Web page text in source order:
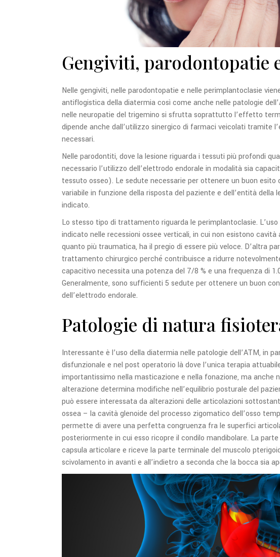
Gengiviti, parodontopatie
Nelle gengiviti, nelle parodontopatie e nelle perimplantoclasie
antiflogistica della diatermia così come anche nelle patologie
nelle neuropatie del trigemino si sfrutta soprattutto l’effetto
dipende anche dall’utilizzo sinergico di farmaci veicolati tramite
necessari.
Nelle parodontiti, dove la lesione riguarda i tessuti più profondi
necessario l’utilizzo dell’elettrodo endorale in modalità sia
tessuto osseo). Le sedute necessarie per ottenere un buon
variabile in funzione della risposta del paziente e dell’entità della
indicato.
Lo stesso tipo di trattamento riguarda le perimplantoclasie.
indicato nelle recessioni ossee verticali, in cui non esistono
quanto più traumatica, ha il pregio di essere più veloce. D’altra
trattamento chirurgico perché contribuisce a ridurre
capacitivo necessita una potenza del 7/8 % e una frequenza di
Generalmente, sono sufficienti 5 sedute per ottenere un buon
dell’elettrodo endorale.
Patologie di natura
Interessante è l’uso della diatermia nelle patologie dell’ATM, in
disfunzionale e nel post operatorio là dove l’unica terapia
importantissimo nella masticazione e nella fonazione, ma anche
alterazione determina modifiche nell’equilibrio posturale del
può essere interessata da alterazioni delle articolazioni
ossea – la cavità glenoide del processo zigomatico dell’osso
permette di avere una perfetta congruenza fra le superfici
posteriormente in cui esso ricopre il condilo mandibolare. La
capsula articolare e riceve la parte terminale del muscolo
scivolamento in avanti e all’indietro a seconda che la bocca sia